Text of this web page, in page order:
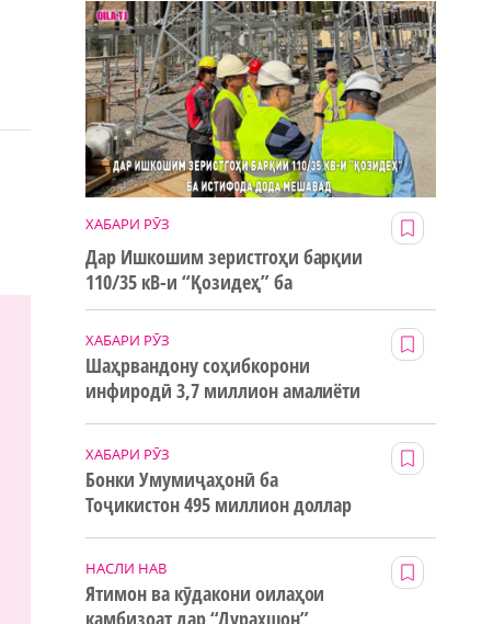
ХАБАРИ РӮЗ
Дар Ишкошим зеристгоҳи барқии
110/35 кВ-и “Қозидеҳ” ба
истифода дода мешавад
ХАБАРИ РӮЗ
Шаҳрвандону соҳибкорони
инфиродӣ 3,7 миллион амалиёти
ХАБАРИ РӮЗ
Бонки Умумиҷаҳонӣ ба
Тоҷикистон 495 миллион доллар
НАСЛИ НАВ
Ятимон ва кӯдакони оилаҳои
камбизоат дар “Дурахшон”